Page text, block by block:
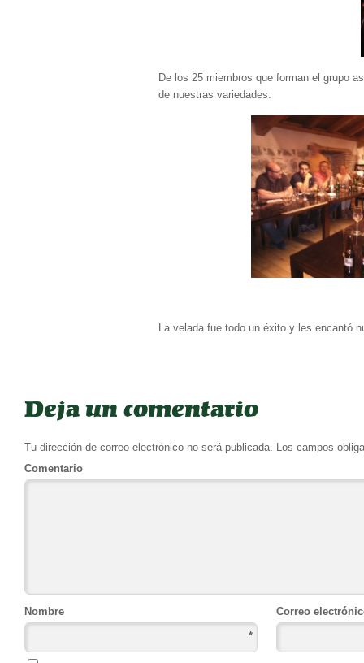
De los 25 miembros que forman el grupo
de nuestras variedades.
La velada fue todo un éxito y les encantó
Deja un comentario
Tu dirección de correo electrónico no será publicada. Los campos
Comentario
Nombre
*
Correo